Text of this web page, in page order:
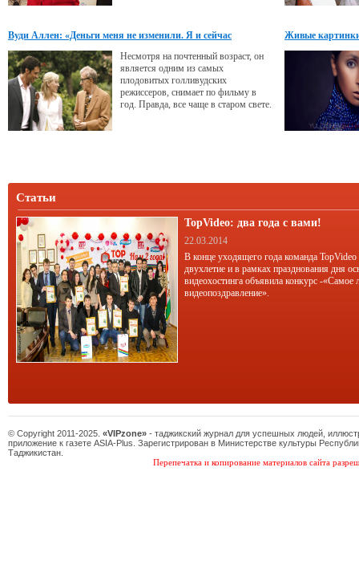
Вуди Аллен: «Деньги меня не изменили. Я и сейчас
Несмотря на почтенный возраст, он
является одним из самых
плодовитых голливудских
режиссеров, снимает по фильму в
год. Правда, все чаще в старом свете.
Живые
Статьи
TopVideo: два года с вами!
22.03.2014
В конце уходящего года команда TopVideo
двухлетие и в рамках празднования дня
видеохостинга объявила конкурс -«Самое
видеопоздравление».
© Copyright 2011-2025. «VIPzone» - таджикский журнал для успешных людей,
приложение к газете ASIA-Plus. Зарегистрирован в Министерстве культуры
Таджикистан.
Перепечатка и копирование материалов сайта